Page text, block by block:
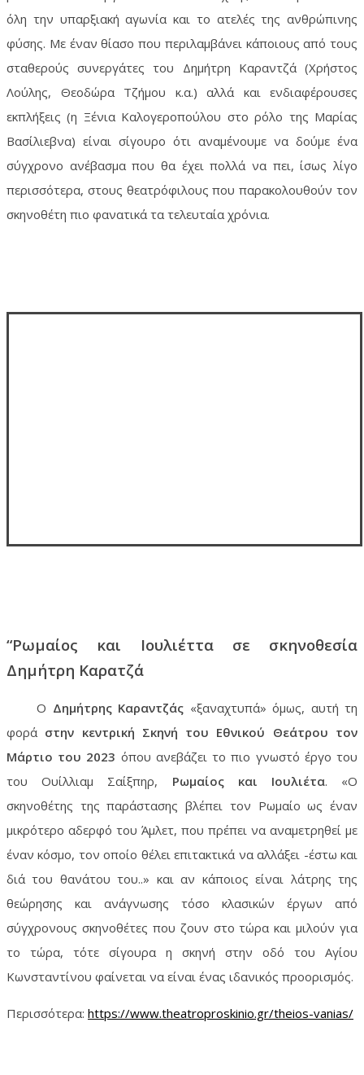
όλη την υπαρξιακή αγωνία και το ατελές της ανθρώπινης
φύσης. Με έναν θίασο που περιλαμβάνει κάποιους από τους
σταθερούς συνεργάτες του Δημήτρη Καραντζά (Χρήστος
Λούλης, Θεοδώρα Τζήμου κ.α.) αλλά και ενδιαφέρουσες
εκπλήξεις (η Ξένια Καλογεροπούλου στο ρόλο της Μαρίας
Βασίλιεβνα) είναι σίγουρο ότι αναμένουμε να δούμε ένα
σύγχρονο ανέβασμα που θα έχει πολλά να πει, ίσως λίγο
περισσότερα, στους θεατρόφιλους που παρακολουθούν τον
σκηνοθέτη πιο φανατικά τα τελευταία χρόνια.
“Ρωμαίος και Ιουλιέττα σε σκηνοθεσία
Δημήτρη Καρατζά
Ο Δημήτρης Καραντζάς «ξαναχτυπά» όμως, αυτή τη
φορά στην κεντρική Σκηνή του Εθνικού Θεάτρου τον
Μάρτιο του 2023 όπου ανεβάζει το πιο γνωστό έργο του
του Ουίλλιαμ Σαίξπηρ, Ρωμαίος και Ιουλιέτα. «Ο
σκηνοθέτης της παράστασης βλέπει τον Ρωμαίο ως έναν
μικρότερο αδερφό του Άμλετ, που πρέπει να αναμετρηθεί με
έναν κόσμο, τον οποίο θέλει επιτακτικά να αλλάξει -έστω και
διά του θανάτου του..» και αν κάποιος είναι λάτρης της
θεώρησης και ανάγνωσης τόσο κλασικών έργων από
σύγχρονους σκηνοθέτες που ζουν στο τώρα και μιλούν για
το τώρα, τότε σίγουρα η σκηνή στην οδό του Αγίου
Κωνσταντίνου φαίνεται να είναι ένας ιδανικός προορισμός.
Περισσότερα: https://www.theatroproskinio.gr/theios-vanias/